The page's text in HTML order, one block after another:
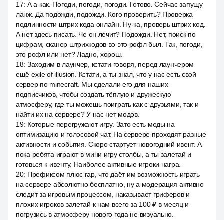
17: А а как. Погоди, погоди, погоди. Готово. Сейчас запущу
ланж. Да подожди, подожди. Кого проверить? Проверка
подлинности штрих кода онлайн. Ну-ка, проверь штрих код.
А нет здесь писать. Че он лечит? Подожди. Нет, поиск по
цифрам, сканер штрихкодов во это рофл был. Так, погоди,
это рофл или нет? Ладно, хорош.
18: Заходим в лаунчер, кстати говоря, перед лаунчером
ещё exile of illusion. Кстати, а ты знал, что у нас есть свой
сервер по minecraft. Мы сделали его для наших
подписчиков, чтобы создать тёплую и дружескую
атмосферу, где ты можешь поиграть как с друзьями, так и
найти их на сервере? У нас нет модов.
19: Которые перегружают игру. Зато есть моды на
оптимизацию и голосовой чат. На сервере проходят разные
активности и события. Скоро стартует новогодний ивент. А
пока ребята играют в мини игру столбы, а ты залетай и
готовься к ивенту. Наиболее активные игроки награ.
20: Префиксом плюс rap, что даёт им возможность играть
на сервере абсолютно бесплатно, ну а модерация активно
следит за игровым процессом, наказывает гриферов и
плохих игроков залетай к нам всего за 100 ₽ в месяц и
погрузись в атмосферу нового года не визуально.